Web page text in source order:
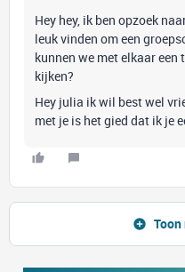
Hey hey, ik ben opzoek
leuk vinden om een
kunnen we met elkaar
kijken?
Hey julia ik wil best wel
met je is het gied dat ik je
Toon